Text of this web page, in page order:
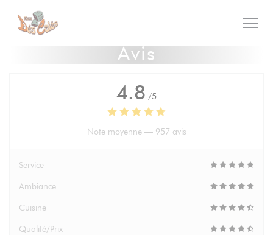
Personnalisation de vos choix en matière de cookies
Avis
4.8 /5
Note moyenne — 957 avis
Service
Ambiance
Cuisine
Qualité/Prix